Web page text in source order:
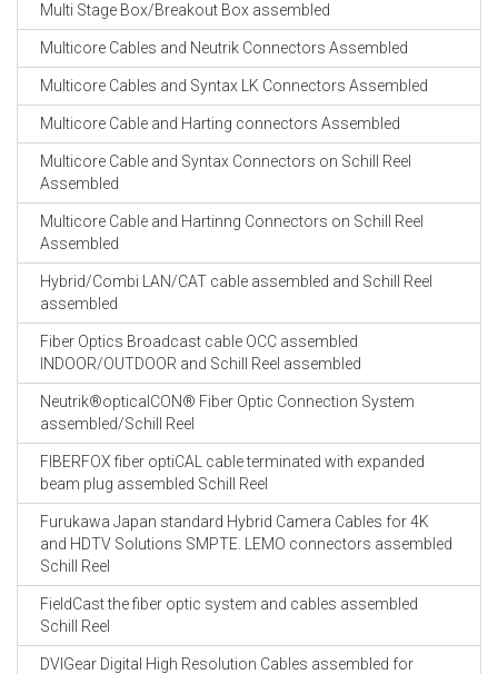
Multi Stage Box/Breakout Box assembled
Multicore Cables and Neutrik Connectors Assembled
Multicore Cables and Syntax LK Connectors Assembled
Multicore Cable and Harting connectors Assembled
Multicore Cable and Syntax Connectors on Schill Reel
Assembled
Multicore Cable and Hartinng Connectors on Schill Reel
Assembled
Hybrid/Combi LAN/CAT cable assembled and Schill Reel
assembled
Fiber Optics Broadcast cable OCC assembled
INDOOR/OUTDOOR and Schill Reel assembled
Neutrik®opticalCON® Fiber Optic Connection System
assembled/Schill Reel
FIBERFOX fiber optiCAL cable terminated with expanded
beam plug assembled Schill Reel
Furukawa Japan standard Hybrid Camera Cables for 4K
and HDTV Solutions SMPTE. LEMO connectors assembled
Schill Reel
FieldCast the fiber optic system and cables assembled
Schill Reel
DVIGear Digital High Resolution Cables assembled for